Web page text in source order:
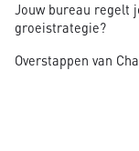
Jouw bureau regelt
groeistrategie?
Overstappen van